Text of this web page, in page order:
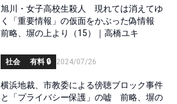
旭川・女子高校生殺人 現れては消えてゆ
く「重要情報」の仮面をかぶった偽情報
前略、塀の上より（15）｜高橋ユキ
社会 有料 🔒 2024/07/26
横浜地裁、市教委による傍聴ブロック事件
と「プライバシー保護」の嘘 前略、塀の